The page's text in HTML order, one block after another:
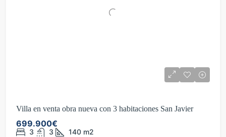
Villa en venta obra nueva con 3 habitaciones San Javier
699.900€
3 3 140 m2